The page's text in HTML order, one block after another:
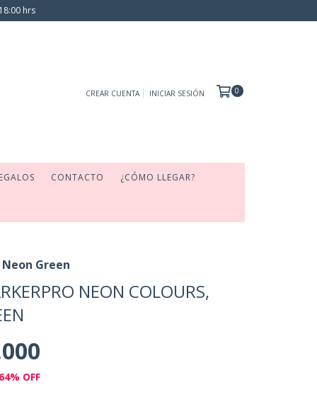
hrs
CREAR CUENTA INICIAR SESIÓN 0
CONTACTO ¿CÓMO LLEGAR?
Green
NEON COLOURS,
64% OFF